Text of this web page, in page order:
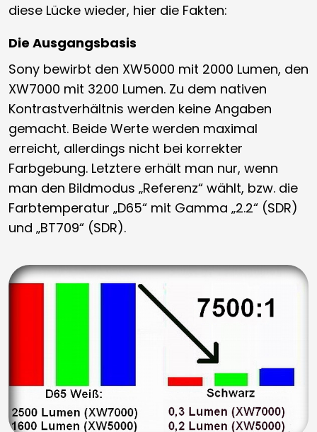
diese Lücke wieder, hier die Fakten:
Die Ausgangsbasis
Sony bewirbt den XW5000 mit 2000 Lumen, den
XW7000 mit 3200 Lumen. Zu dem nativen
Kontrastverhältnis werden keine Angaben
gemacht. Beide Werte werden maximal
erreicht, allerdings nicht bei korrekter
Farbgebung. Letztere erhält man nur, wenn
man den Bildmodus „Referenz“ wählt, bzw. die
Farbtemperatur „D65“ mit Gamma „2.2“ (SDR)
und „BT709“ (SDR).